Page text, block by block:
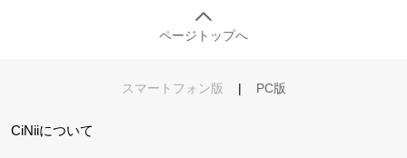
ページトップへ
スマートフォン版 | PC版
CiNiiについて